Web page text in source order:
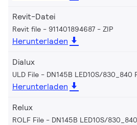
Revit-Datei
Revit file - 911401894687 ZIP
Herunterladen
Dialux
ULD File - DN145B LED10S/830_840
Herunterladen
Relux
ROLF File - DN145B LED10S/